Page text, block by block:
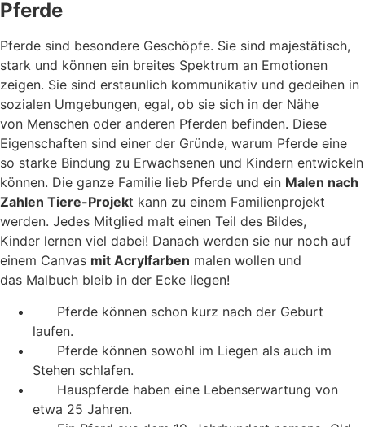
Pferde
Pferde sind besondere Geschöpfe. Sie sind majestätisch,
stark und können ein breites Spektrum an Emotionen
zeigen. Sie sind erstaunlich kommunikativ und gedeihen in
sozialen Umgebungen, egal, ob sie sich in der Nähe
von Menschen oder anderen Pferden befinden. Diese
Eigenschaften sind einer der Gründe, warum Pferde eine
so starke Bindung zu Erwachsenen und Kindern entwickeln
können. Die ganze Familie lieb Pferde und ein Malen nach
Zahlen Tiere-Projekt kann zu einem Familienprojekt
werden. Jedes Mitglied malt einen Teil des Bildes,
Kinder lernen viel dabei! Danach werden sie nur noch auf
einem Canvas mit Acrylfarben malen wollen und
das Malbuch bleib in der Ecke liegen!
Pferde können schon kurz nach der Geburt
laufen.
Pferde können sowohl im Liegen als auch im
Stehen schlafen.
Hauspferde haben eine Lebenserwartung von
etwa 25 Jahren.